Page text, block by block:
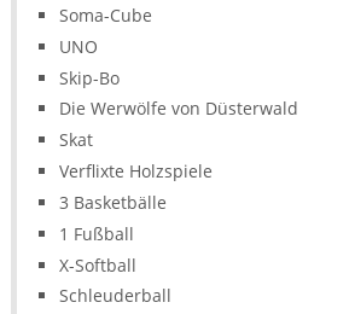
Soma-Cube
UNO
Skip-Bo
Die Werwölfe von Düsterwald
Skat
Verflixte Holzspiele
3 Basketbälle
1 Fußball
X-Softball
Schleuderball